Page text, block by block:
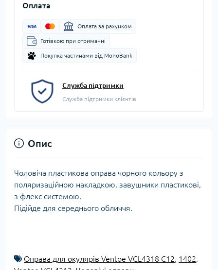
Оплата
Оплата за рахунком
Готівкою при отриманні
Покупка частинами від MonoBank
Служба підтримки
Служба підтримки клієнтів
Опис
Чоловіча пластикова оправа чорного кольору з
поляризаційною накладкою, завушники пластикові,
з флекс системою.
Підійде для середнього обличчя.
Оправа для окулярів Ventoe VCL4318 C12 1402